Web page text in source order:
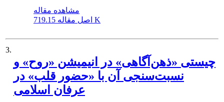
مشاهده مقاله
اصل مقاله 719.15 K
3.
چیستی «ذهن‌آگاهی» در انیمیشن «روح» و
نسبت‌سنجی آن با «حضور قلب» در
عرفان اسلامی